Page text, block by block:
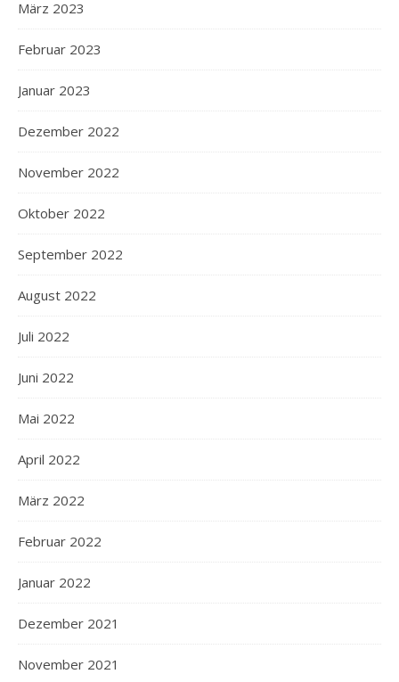
März 2023
Februar 2023
Januar 2023
Dezember 2022
November 2022
Oktober 2022
September 2022
August 2022
Juli 2022
Juni 2022
Mai 2022
April 2022
März 2022
Februar 2022
Januar 2022
Dezember 2021
November 2021